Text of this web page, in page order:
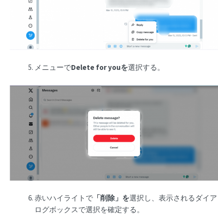
メニューでDelete for youを選択する。
赤いハイライトで 「削除」を選択し、表示されるダイア
ログボックスで選択を確定する。